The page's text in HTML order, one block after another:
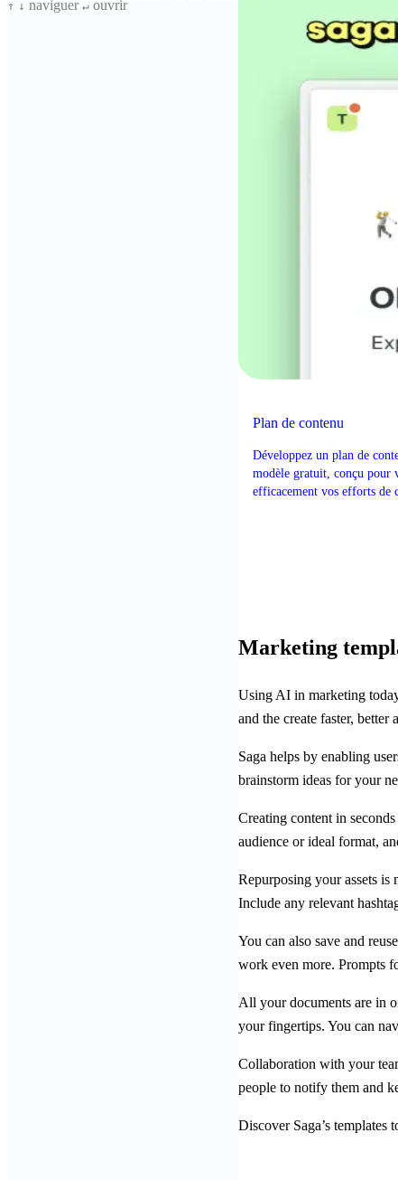
↑ ↓ naviguer ↵ ouvrir
Plan de contenu
Développez un plan de
modèle gratuit, conçu pour
efficacement vos efforts de
Marketing
Using AI in marketing
and the create faster, better
Saga helps by enabling
brainstorm ideas for your
Creating content in
audience or ideal format,
Repurposing your assets
Include any relevant
You can also save and
work even more. Prompts
All your documents are in
your fingertips. You can
Collaboration with your
people to notify them and
Discover Saga’s templates